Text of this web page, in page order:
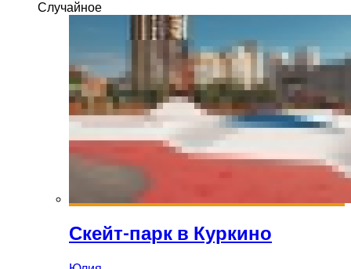
Случайное
Скейт-парк в Куркино